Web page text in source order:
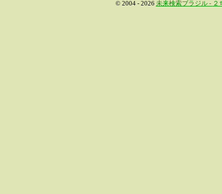
© 2004 - 2026 未来検索ブラジル - ２